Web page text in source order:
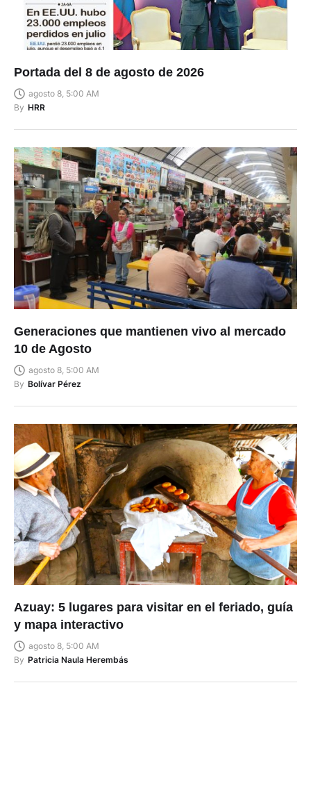
Portada del 8 de agosto de 2026
agosto 8, 5:00 AM
By HRR
Generaciones que mantienen vivo al mercado
10 de Agosto
agosto 8, 5:00 AM
By Bolívar Pérez
Azuay: 5 lugares para visitar en el feriado, guía
y mapa interactivo
agosto 8, 5:00 AM
By Patricia Naula Herembás